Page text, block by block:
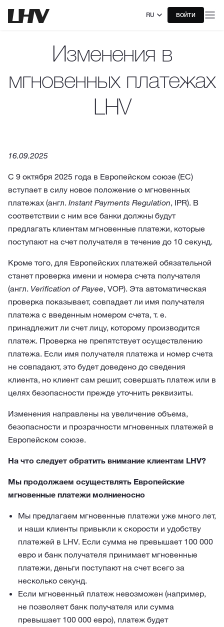
RU ВОЙТИ
Изменения в
мгновенных платежах
LHV
16.09.2025
С 9 октября 2025 года в Европейском союзе (ЕС)
вступает в силу новое положение о мгновенных
платежах (англ. Instant Payments Regulation, IPR). В
соответствии с ним все банки должны будут
предлагать клиентам мгновенные платежи, которые
поступают на счет получателя в течение до 10 секунд.
Кроме того, для Европейских платежей обязательной
станет проверка имени и номера счета получателя
(англ. Verification of Payee, VOP). Эта автоматическая
проверка показывает, совпадает ли имя получателя
платежа с введенным номером счета, т. е.
принадлежит ли счет лицу, которому производится
платеж. Проверка не препятствует осуществлению
платежа. Если имя получателя платежа и номер счета
не совпадают, это будет доведено до сведения
клиента, но клиент сам решит, совершать платеж или в
целях безопасности прежде уточнить реквизиты.
Изменения направлены на увеличение объема,
безопасности и прозрачности мгновенных платежей в
Европейском союзе.
На что следует обратить внимание клиентам LHV?
Мы продолжаем осуществлять Европейские
мгновенные платежи молниеносно
Мы предлагаем мгновенные платежи уже много лет,
и наши клиенты привыкли к скорости и удобству
платежей в LHV. Если сумма не превышает 100 000
евро и банк получателя принимает мгновенные
платежи, деньги поступают на счет всего за
несколько секунд.
Если мгновенный платеж невозможен (например,
не позволяет банк получателя или сумма
превышает 100 000 евро), платеж будет